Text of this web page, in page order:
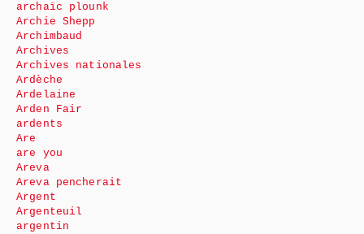
archaïc plounk
Archie Shepp
Archimbaud
Archives
Archives nationales
Ardèche
Ardelaine
Arden Fair
ardents
Are
are you
Areva
Areva pencherait
Argent
Argenteuil
argentin